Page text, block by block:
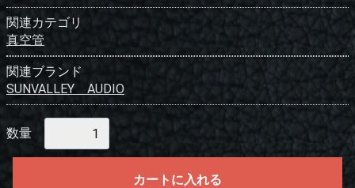
関連カテゴリ
真空管
関連ブランド
SUNVALLEY AUDIO
数量
カートに入れる